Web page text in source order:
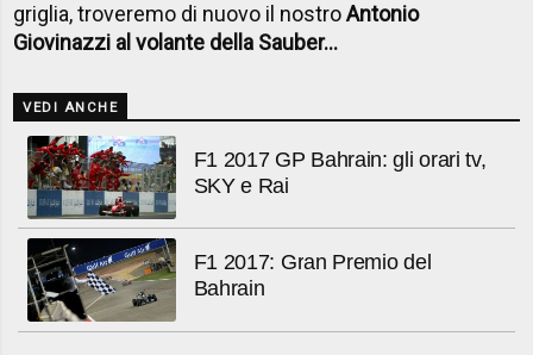
griglia, troveremo di nuovo il nostroAntonio
Giovinazzi al volante della Sauber...
VEDI ANCHE
F1 2017 GP Bahrain: gli orari tv,
SKY e Rai
F1 2017: Gran Premio del
Bahrain